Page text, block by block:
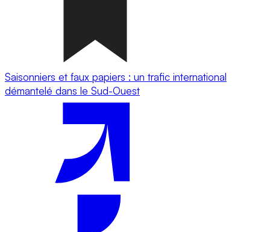
Saisonniers et faux papiers : un trafic international
démantelé dans le Sud-Ouest